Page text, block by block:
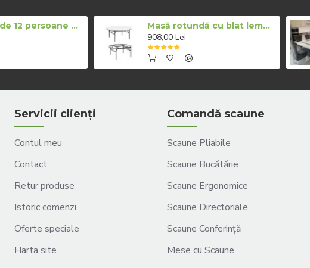
Set masă de 12 persoane cu scaune pe alb Masă rotundă cu blat lemn pentru restaurant
908,00 Lei
Servicii clienți
Contul meu
Contact
Retur produse
Istoric comenzi
Oferte speciale
Harta site
Comandă scaune
Scaune Pliabile
Scaune Bucătărie
Scaune Ergonomice
Scaune Directoriale
Scaune Conferință
Mese cu Scaune